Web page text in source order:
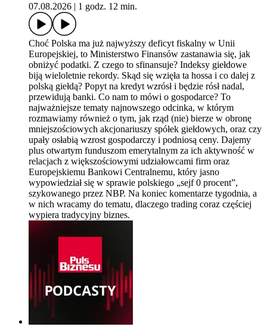
07.08.2026
1 godz. 12 min.
Choć Polska ma już najwyższy deficyt fiskalny w Unii
Europejskiej, to Ministerstwo Finansów zastanawia się, jak
obniżyć podatki. Z czego to sfinansuje? Indeksy giełdowe
biją wieloletnie rekordy. Skąd się wzięła ta hossa i co dalej z
polską giełdą? Popyt na kredyt wzrósł i będzie rósł nadal,
przewidują banki. Co nam to mówi o gospodarce? To
najważniejsze tematy najnowszego odcinka, w którym
rozmawiamy również o tym, jak rząd (nie) bierze w obronę
mniejszościowych akcjonariuszy spółek giełdowych, oraz czy
upały osłabią wzrost gospodarczy i podniosą ceny. Dajemy
plus otwartym funduszom emerytalnym za ich aktywność w
relacjach z większościowymi udziałowcami firm oraz
Europejskiemu Bankowi Centralnemu, który jasno
wypowiedział się w sprawie polskiego „sejf 0 procent”,
szykowanego przez NBP. Na koniec komentarze tygodnia, a
w nich wracamy do tematu, dlaczego trading coraz częściej
wypiera tradycyjny biznes.